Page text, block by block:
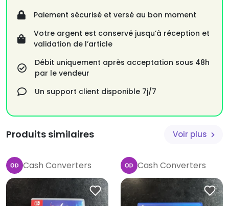
Paiement sécurisé et versé au bon moment
Votre argent est conservé jusqu’à réception et
validation de l’article
Débit uniquement après acceptation sous 48h
par le vendeur
Un support client disponible 7j/7
Produits similaires Voir plus
Cash Converters
Pro
Cash Converters
Pro